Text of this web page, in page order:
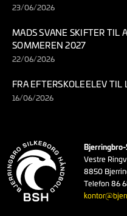
23/06/2026
MADS SVANE SKIFTER TIL
SOMMEREN 2027
22/06/2026
FRA EFTERSKOLEELEV TIL
16/06/2026
Vestre
8850
Telefon 86